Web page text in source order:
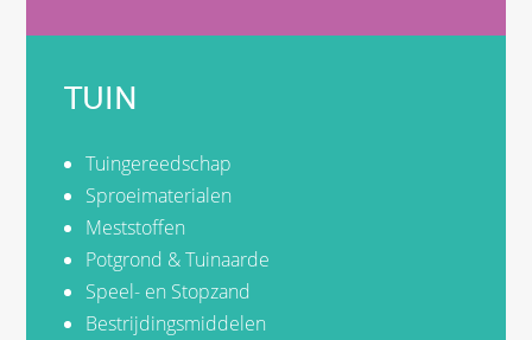
TUIN
Tuingereedschap
Sproeimaterialen
Meststoffen
Potgrond & Tuinaarde
Speel- en Stopzand
Bestrijdingsmiddelen